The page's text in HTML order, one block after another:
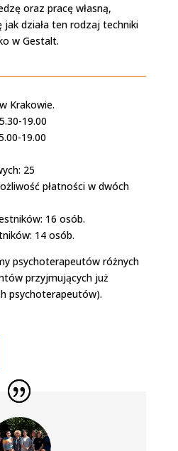
oraz pracę własną,
jak działa ten rodzaj techniki
w Gestalt.
Krakowie.
19.00
19.00
25
płatności w dwóch
16 osób.
14 osób.
psychoterapeutów różnych
przyjmujących już
psychoterapeutów).